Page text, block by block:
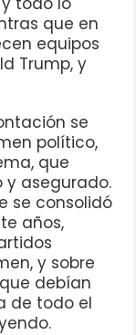
que en
equipos
Trump, y
se
político,
que
y asegurado.
se consolidó
años,
y sobre
que debían
de todo el